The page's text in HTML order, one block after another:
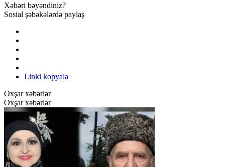
Xəbəri bəyəndiniz?
Sosial şəbəkələrdə paylaş
Linki kopyala
Oxşar xəbərlər
Oxşar xəbərlər